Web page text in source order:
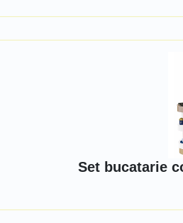
Set bucatarie